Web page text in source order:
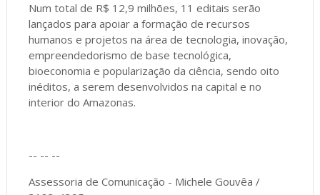
Num total de R$ 12,9 milhões, 11 editais serão
lançados para apoiar a formação de recursos
humanos e projetos na área de tecnologia, inovação,
empreendedorismo de base tecnológica,
bioeconomia e popularização da ciência, sendo oito
inéditos, a serem desenvolvidos na capital e no
interior do Amazonas.
-- -- --
Assessoria de Comunicação - Michele Gouvêa /